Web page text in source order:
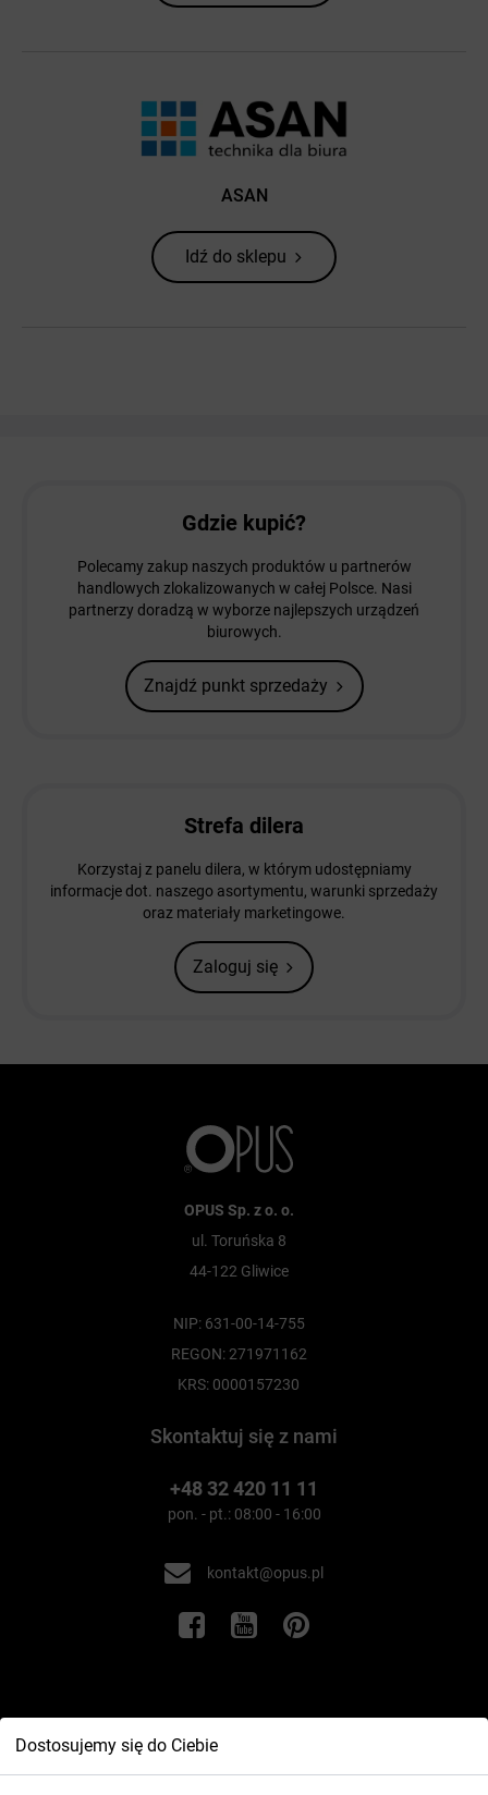
ASAN
Idź do sklepu
Dostosujemy się do Ciebie
Gdzie kupić?
Polecamy zakup naszych produktów u partnerów
handlowych zlokalizowanych w całej Polsce. Nasi
partnerzy doradzą w wyborze najlepszych urządzeń
biurowych.
Znajdź punkt sprzedaży
Strefa dilera
Korzystaj z panelu dilera, w którym udostępniamy
informacje dot. naszego asortymentu, warunki sprzedaży
oraz materiały marketingowe.
Zaloguj się
OPUS Sp. z o. o.
ul. Toruńska 8
44-122 Gliwice
NIP: 631-00-14-755
REGON: 271971162
KRS: 0000157230
Skontaktuj się z nami
+48 32 420 11 11
pon. - pt.: 08:00 - 16:00
kontakt@opus.pl
Informacje